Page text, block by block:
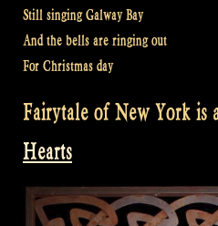
Still singing Galway Bay
And the bells are ringing out
For Christmas day
Fairytale of New York is
Hearts